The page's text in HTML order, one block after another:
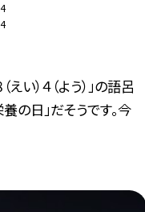
えい）４（よう）」の語呂
の日」だそうです。今